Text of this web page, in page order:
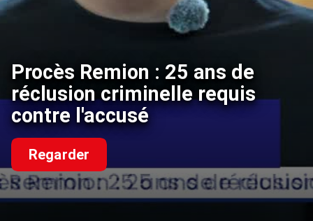
Procès Remion : 25 ans de
réclusion criminelle requis
contre l'accusé
Regarder